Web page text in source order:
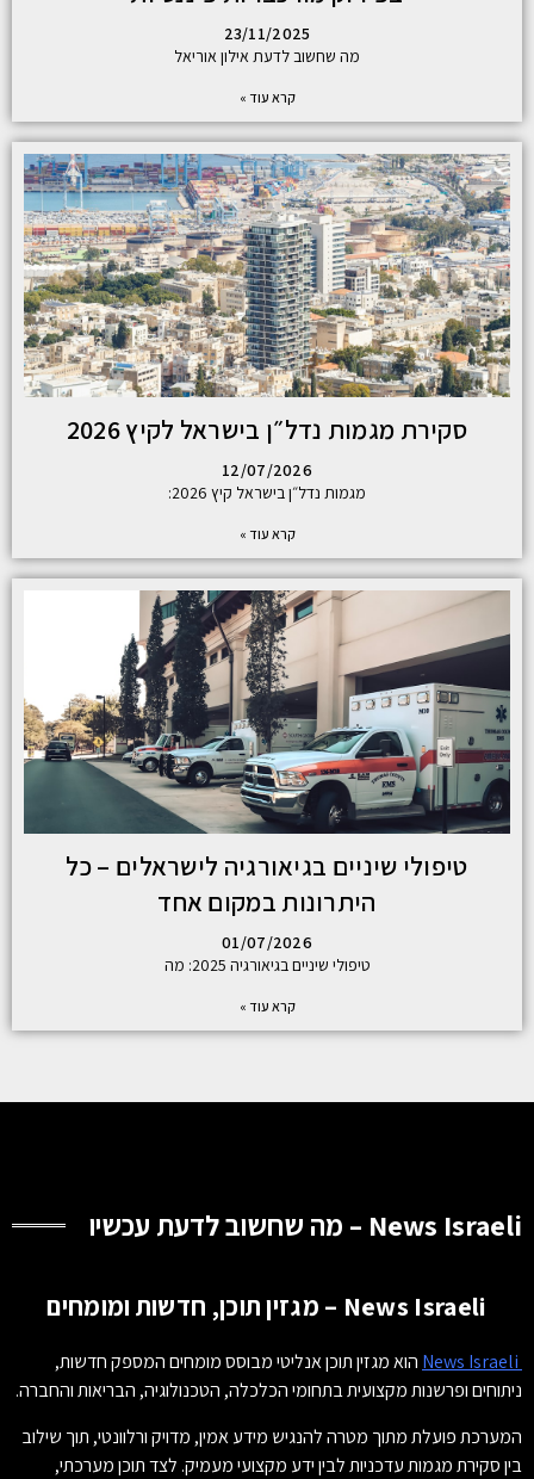
23/11/2025
מה שחשוב לדעת אילון אוריאל
קרא עוד »
סקירת מגמות נדל״ן בישראל לקיץ 2026
12/07/2026
מגמות נדל״ן בישראל קיץ 2026:
קרא עוד »
טיפולי שיניים בגיאורגיה לישראלים – כל
היתרונות במקום אחד
01/07/2026
טיפולי שיניים בגיאורגיה 2025: מה
קרא עוד »
News Israeli – מה שחשוב לדעת עכשיו
News Israeli – מגזין תוכן, חדשות ומומחים
הוא מגזין תוכן אנליטי מבוסס מומחים המספק חדשות,
ניתוחים ופרשנות מקצועית בתחומי הכלכלה, הטכנולוגיה, הבריאות והחברה.
המערכת פועלת מתוך מטרה להנגיש מידע אמין, מדויק ורלוונטי, תוך שילוב
בין סקירת מגמות עדכניות לבין ידע מקצועי מעמיק. לצד תוכן מערכתי,